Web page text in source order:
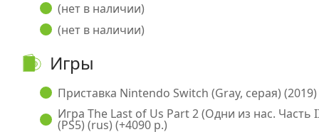
(нет в наличии)
(нет в наличии)
Игры
Приставка Nintendo Switch (Gray, серая)
Игра The Last of Us Part 2 (Одни из нас. Часть
(PS5) (rus) (+4090 р.)